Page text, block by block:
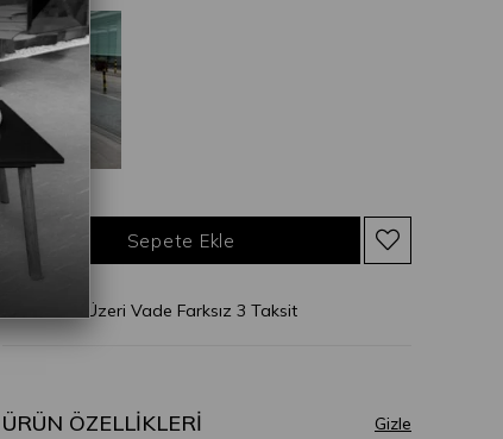
* 2.500 TL Üzeri Vade Farksız 3 Taksit
ÜRÜN ÖZELLIKLERI